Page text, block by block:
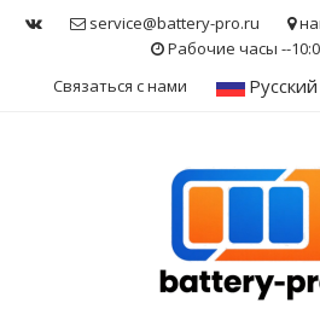
service@battery-pro.ru
Рабочие часы --
Связаться с нами
Русский